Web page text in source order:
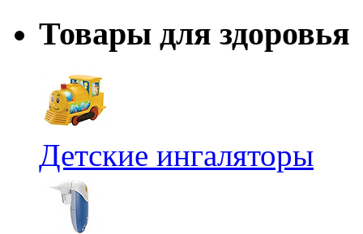
Товары для здоровья
Детские ингаляторы